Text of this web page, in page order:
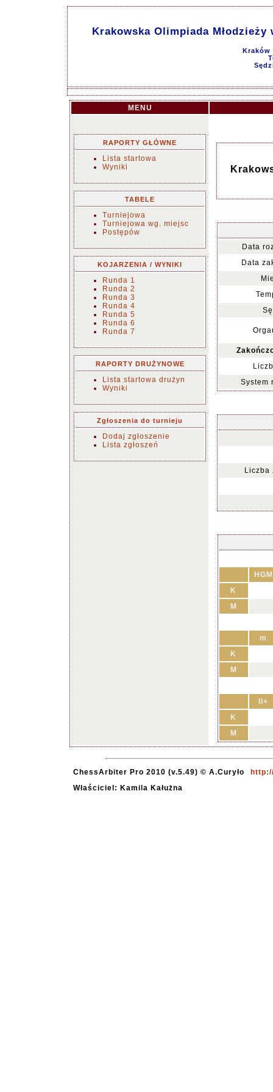
Krakowska Olimpiada Młodzieży
Kraków
MENU
RAPORTY GŁÓWNE
Lista startowa
Wyniki
TABELE
Turniejowa
Turniejowa wg. miejsc
Postępów
KOJARZENIA / WYNIKI
Runda 1
Runda 2
Runda 3
Runda 4
Runda 5
Runda 6
Runda 7
RAPORTY DRUŻYNOWE
Lista startowa drużyn
Wyniki
Zgłoszenia do turnieju
Dodaj zgłoszenie
Lista zgłoszeń
Data
Data
System
Liczba
HGM
K
M
m
K
M
II+
K
M
ChessArbiter Pro 2010 (v.5.49) © A.Curyło
Właściciel: Kamila Kałużna